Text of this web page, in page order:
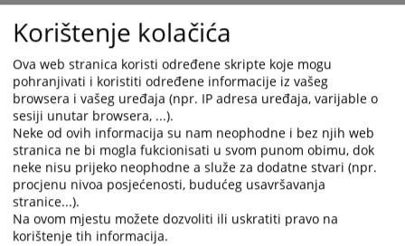
Prikazana vijest je na: Srpski jezik
Prateći dokumenti
Plan javnih nabavki Osnovnog suda u Novom Gradu za
2025.g
551PREGLEDA
Korištenje kolačića
Ova web stranica koristi određene skripte koje mogu
pohranjivati i koristiti određene informacije iz vašeg
browsera i vašeg uređaja (npr. IP adresa uređaja, varijable o
sesiji unutar browsera, ...).
Neke od ovih informacija su nam neophodne i bez njih web
stranica ne bi mogla fukcionisati u svom punom obimu, dok
neke nisu prijeko neophodne a služe za dodatne stvari (npr.
procjenu nivoa posjećenosti, budućeg usavršavanja
stranice...).
Na ovom mjestu možete dozvoliti ili uskratiti pravo na
korištenje tih informacija.